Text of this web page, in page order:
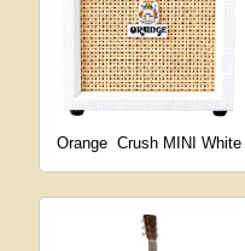
Orange Crush MINI White